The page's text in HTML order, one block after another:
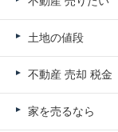
土地の値段
不動産 売却 税金
家を売るなら